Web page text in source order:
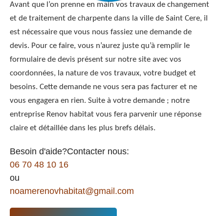
Avant que l’on prenne en main vos travaux de changement
et de traitement de charpente dans la ville de Saint Cere, il
est nécessaire que vous nous fassiez une demande de
devis. Pour ce faire, vous n’aurez juste qu’à remplir le
formulaire de devis présent sur notre site avec vos
coordonnées, la nature de vos travaux, votre budget et
besoins. Cette demande ne vous sera pas facturer et ne
vous engagera en rien. Suite à votre demande ; notre
entreprise Renov habitat vous fera parvenir une réponse
claire et détaillée dans les plus brefs délais.
Besoin d'aide?Contacter nous:
06 70 48 10 16
ou
noamerenovhabitat@gmail.com